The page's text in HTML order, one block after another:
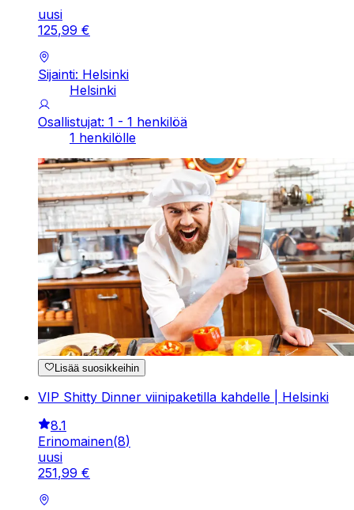
uusi
125,99 €
Sijainti: Helsinki
Helsinki
Osallistujat: 1 - 1 henkilöä
1 henkilölle
Lisää suosikkeihin
VIP Shitty Dinner viinipaketilla kahdelle | Helsinki
8.1
Erinomainen(8)
uusi
251,99 €